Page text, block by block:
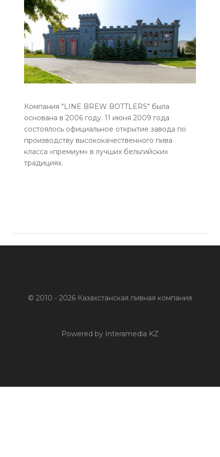
Компания "LINE BREW BOTTLERS" была
основана в 2006 году. 11 июня 2009 года
состоялось официальное открытие завода по
производству высококачественного пива
класса «премиум» в лучших бельгийских
традициях.
© 2010 - 2026 Казахстанская пивная компания
Powered by Interamedia KZ